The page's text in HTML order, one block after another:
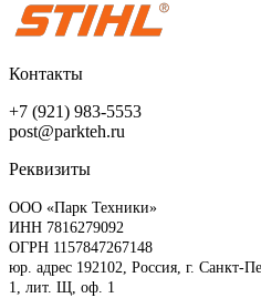
Контакты
+7 (921) 983-5553
post@parkteh.ru
Реквизиты
ООО «Парк Техники»
ИНН 7816279092
ОГРН 1157847267148
юр. адрес 192102, Россия, г. Санкт-
1, лит. Щ, оф. 1